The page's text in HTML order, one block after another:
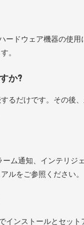
ードウェア機器の使用
。
か?
るだけです。その後
ム通知、インテリジェ
ルをご参照ください。
インストールとセット